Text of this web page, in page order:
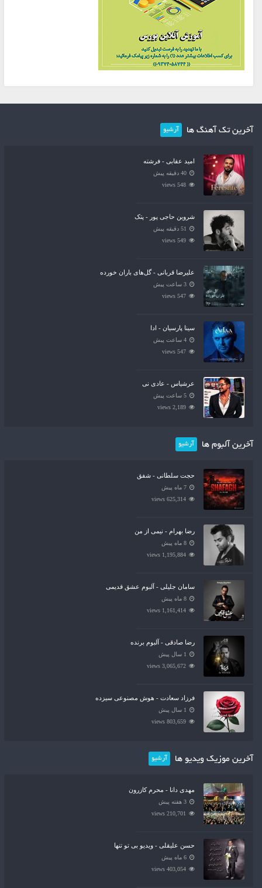
آخرین تک آهنگ ها آرشیو
امید عقابی - فرشته
40 دقیقه پیش
548 views
شروین حاجی پور - پتک
51 دقیقه پیش
549 views
علیرضا قربانی - گل‌های باران خورده
3 ساعت پیش
547 views
سینا پارسیان - ادا
4 ساعت پیش
547 views
عرشیاس - عادی نی
5 ساعت پیش
2,189 views
آخرین آلبوم ها آرشیو
حجت سلطانی - شفق
7 ماه پیش
625,314 views
رضا بهرام - نیمی از من
8 ماه پیش
1,195,884 views
سامان جلیلی - آلبوم عشق قدیمی
8 ماه پیش
1,161,414 views
رضا صادقی - آلبوم برنده
1 سال پیش
3,065,672 views
فرزاد سعادت - هوش مصنوعی سیزده
1 سال پیش
803,659 views
آخرین موزیک ویدیو ها آرشیو
مهدی دانا - محرم کازرون
3 هفته پیش
210,701 views
حسن علیقلی - ویدیو بی تو تنها
6 ماه پیش
403,054 views